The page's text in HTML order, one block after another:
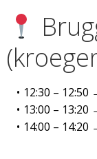
12:30 – 12:50
13:00 –
14:00 – 14:20